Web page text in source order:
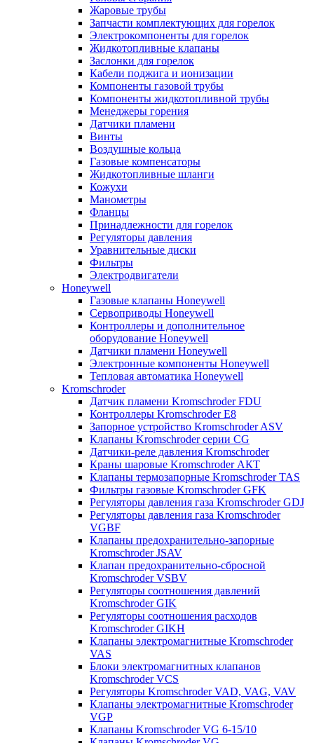
Жаровые трубы
Запчасти комплектующих для горелок
Электрокомпоненты для горелок
Жидкотопливные клапаны
Заслонки для горелок
Кабели поджига и ионизации
Компоненты газовой трубы
Компоненты жидкотопливной трубы
Менеджеры горения
Датчики пламени
Винты
Воздушные кольца
Газовые компенсаторы
Жидкотопливные шланги
Кожухи
Манометры
Фланцы
Принадлежности для горелок
Регуляторы давления
Уравнительные диски
Фильтры
Электродвигатели
Honeywell
Газовые клапаны Honeywell
Сервоприводы Honeywell
Контроллеры и дополнительное
оборудование Honeywell
Датчики пламени Honeywell
Электронные компоненты Honeywell
Тепловая автоматика Honeywell
Kromschroder
Датчик пламени Kromschroder FDU
Контроллеры Kromschroder E8
Запорное устройство Kromschroder ASV
Клапаны Kromschroder серии CG
Датчики-реле давления Kromschroder
Краны шаровые Kromschroder АКТ
Клапаны термозапорные Kromschroder TAS
Фильтры газовые Kromschroder GFK
Регуляторы давления газа Kromschroder GDJ
Регуляторы давления газа Kromschroder
VGBF
Клапаны предохранительно-запорные
Kromschroder JSAV
Клапан предохранительно-сбросной
Kromschroder VSBV
Регуляторы соотношения давлений
Kromschroder GIK
Регуляторы соотношения расходов
Kromschroder GIKH
Клапаны электромагнитные Kromschroder
VAS
Блоки электромагнитных клапанов
Kromschroder VCS
Регуляторы Kromschroder VAD, VAG, VAV
Клапаны электромагнитные Kromschroder
VGP
Клапаны Kromschroder VG 6-15/10